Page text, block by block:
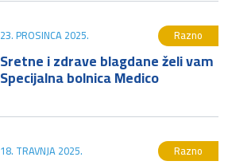
23. PROSINCA 2025. Razno
Sretne i zdrave blagdane želi vam
Specijalna bolnica Medico
18. TRAVNJA 2025. Razno